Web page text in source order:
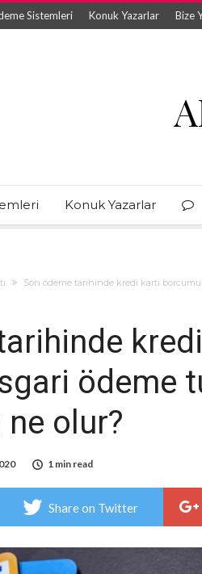
Sistemleri Konuk Yazarlar Bize
Konuk Yazarlar
Son ödeme tarihinde kredi kartı
ödeme
olur?
1 min read
Share on Twitter